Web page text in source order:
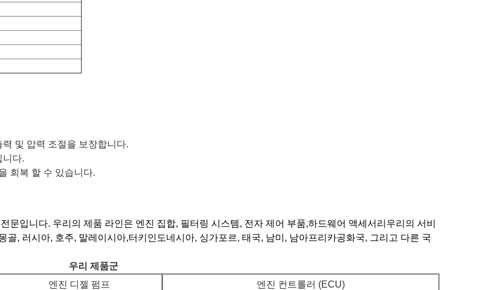
및 압력 조절을 보장합니다.
니다.
회복 할 수 있습니다.
문입니다. 우리의 제품 라인은 엔진 집합, 필터링 시스템, 전자 제어 부품,하드웨어 액세서리우리의 서비
골, 러시아, 호주, 말레이시아,터키인도네시아, 싱가포르, 태국, 남미, 남아프리카공화국, 그리고 다른 국
우리 제품군
엔진 디젤 펌프 엔진 컨트롤러 (ECU)